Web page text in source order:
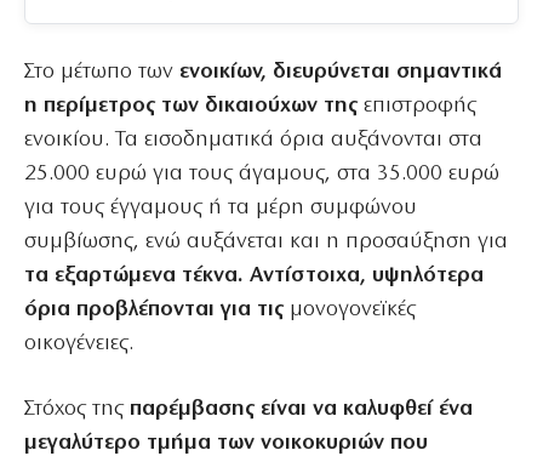
Στο μέτωπο των ενοικίων, διευρύνεται σημαντικά
η περίμετρος των δικαιούχων της επιστροφής
ενοικίου. Τα εισοδηματικά όρια αυξάνονται στα
25.000 ευρώ για τους άγαμους, στα 35.000 ευρώ
για τους έγγαμους ή τα μέρη συμφώνου
συμβίωσης, ενώ αυξάνεται και η προσαύξηση για
τα εξαρτώμενα τέκνα. Αντίστοιχα, υψηλότερα
όρια προβλέπονται για τις μονογονεϊκές
οικογένειες.
Στόχος της παρέμβασης είναι να καλυφθεί ένα
μεγαλύτερο τμήμα των νοικοκυριών που